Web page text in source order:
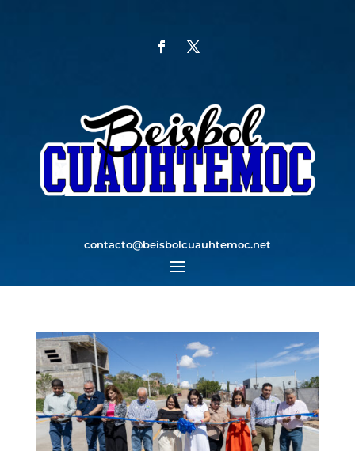
contacto@beisbolcuauhtemoc.net